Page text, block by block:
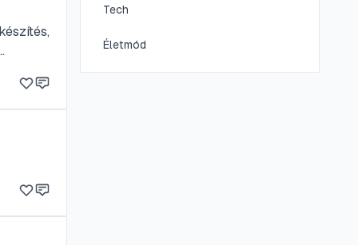
Tech
Életmód